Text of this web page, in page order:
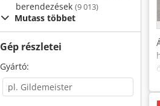
berendezések (9 013)
Mutass többet
Gép részletei
Gyártó: